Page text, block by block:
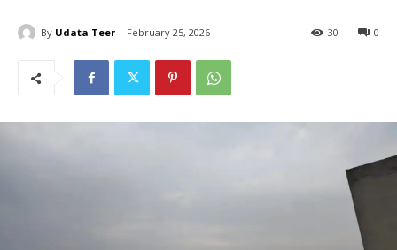
By Udata Teer February 25, 2026 0
30